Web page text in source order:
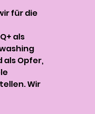
für die
als
Opfer,
Wir